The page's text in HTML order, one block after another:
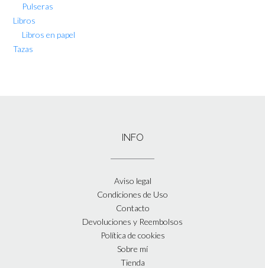
Pulseras
Libros
Libros en papel
Tazas
INFO
Aviso legal
Condiciones de Uso
Contacto
Devoluciones y Reembolsos
Política de cookies
Sobre mí
Tienda